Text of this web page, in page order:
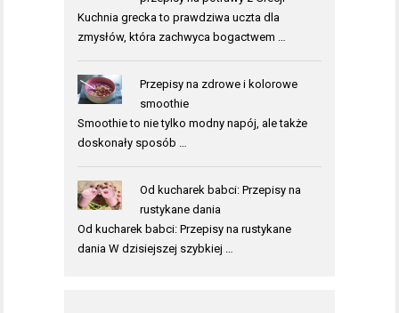
Kuchnia grecka to prawdziwa uczta dla
zmysłów, która zachwyca bogactwem …
Przepisy na zdrowe i kolorowe
smoothie
Smoothie to nie tylko modny napój, ale także
doskonały sposób …
Od kucharek babci: Przepisy na
rustykane dania
Od kucharek babci: Przepisy na rustykane
dania W dzisiejszej szybkiej …